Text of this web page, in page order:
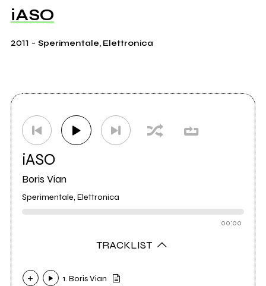
iASO
2011 - Sperimentale, Elettronica
iASO
Boris Vian
Sperimentale, Elettronica
00:00
TRACKLIST
1. Boris Vian